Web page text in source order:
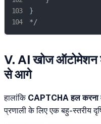
}
*/
V. AI खोज ऑटोमेशन
से आगे
हालांकि CAPTCHA हल करना
प्रणाली के लिए एक बहु-स्तरीय